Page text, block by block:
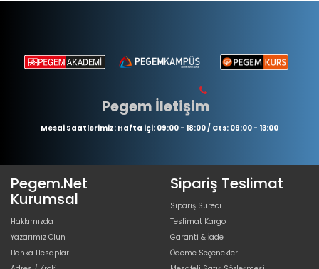
Pegem İletişim
Mesai Saatlerimiz: Hafta içi: 09:00 - 18:00 / Cts: 09:00 - 13:00
Pegem.Net
Kurumsal
Hakkımızda
Yazarımız Olun
Banka Hesapları
Sipariş Teslimat
Sipariş Süreci
Teslimat Kargo
Garanti & İade
Ödeme Seçenekleri